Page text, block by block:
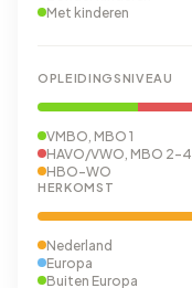
Met kinderen
OPLEIDINGSNIVEAU
VMBO, MBO 1
HAVO/VWO, MBO 2-4
HBO-WO
HERKOMST
Nederland
Europa
Buiten Europa